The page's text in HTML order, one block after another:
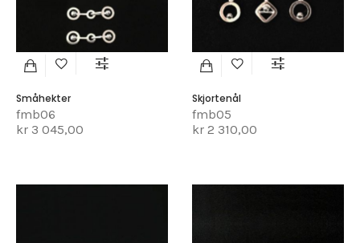
Småhekter
fmb06
kr 3 045,00
Skjortenål
fmb05
kr 2 310,00